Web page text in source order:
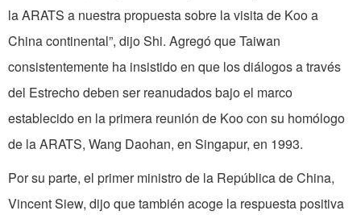
la ARATS a nuestra propuesta sobre la visita de Koo a
China continental”, dijo Shi. Agregó que Taiwan
consistentemente ha insistido en que los diálogos a través
del Estrecho deben ser reanudados bajo el marco
establecido en la primera reunión de Koo con su homólogo
de la ARATS, Wang Daohan, en Singapur, en 1993.
Por su parte, el primer ministro de la República de China,
Vincent Siew, dijo que también acoge la respuesta positiva